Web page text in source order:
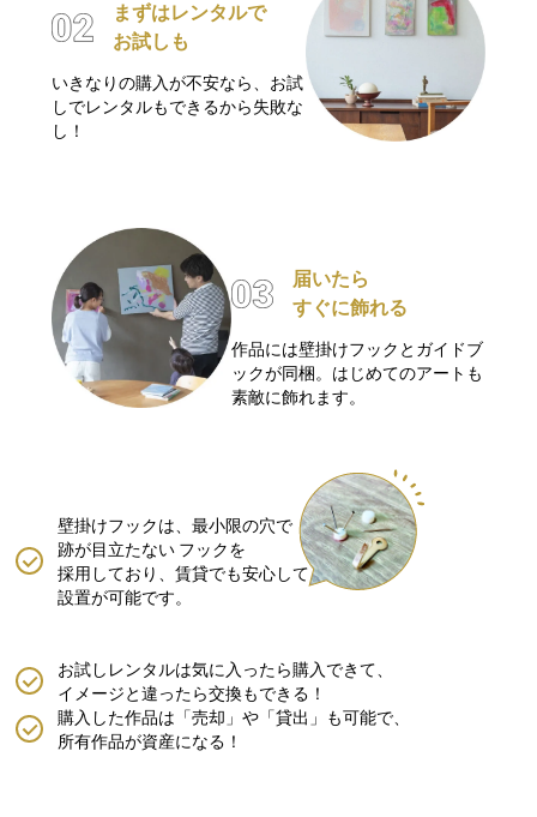
まずはレンタルで
お試しも
いきなりの購入が不安なら、お試
しでレンタルもできるから失敗な
し！
届いたら
すぐに飾れる
作品には壁掛けフックとガイドブ
ックが同梱。はじめてのアートも
素敵に飾れます。
壁掛けフックは、最小限の穴で
跡が目立たない フックを
採用しており、賃貸でも安心して
設置が可能です。
購入した作品は「売却」や「貸出」も可能で、
所有作品が資産になる！
お試しレンタルは気に入ったら購入できて、
イメージと違ったら交換もできる！